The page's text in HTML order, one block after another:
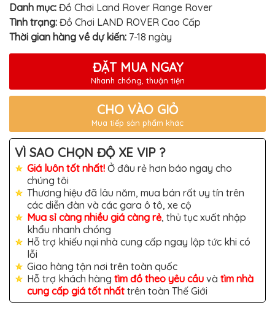
TÔ
ĐỒ
CHƠI
XE
HƠI
ĐỒ
CẤP
ĐỒ
CHƠI
XE
MÁY
DÁN
DECAL
TÔ
ISUZU
BỌC
GHẾ
DA
Ô
Danh mục: Đồ Chơi Land Rover Range Rover
Tình trạng: Đồ Chơi LAND ROVER Cao Cấp
Thời gian hàng về dự kiến: 7-18 ngày
ĐẶT MUA NGAY
Nhanh chóng, thuận tiện
CHO VÀO GIỎ
Mua tiếp sản phẩm khác
VÌ SAO CHỌN ĐỘ XE VIP ?
Giá luôn tốt nhất! Ở đâu rẻ hơn báo ngay cho
chúng tôi
Thương hiệu đã lâu năm, mua bán rất uy tín trên
các diễn đàn và các gara ô tô, xe cộ
Mua sỉ càng nhiều giá càng rẻ, thủ tục xuất nhập
khẩu nhanh chóng
Hỗ trợ khiếu nại nhà cung cấp ngay lập tức khi có
lỗi
Giao hàng tận nơi trên toàn quốc
Hỗ trợ khách hàng tìm đồ theo yêu cầu và tìm nhà
cung cấp giá tốt nhất trên toàn Thế Giới